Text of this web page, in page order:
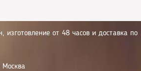
от 48 часов и доставка по
Москва